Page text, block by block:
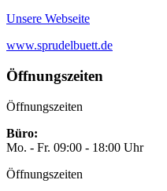
Unsere Webseite
www.sprudelbuett.de
Öffnungszeiten
Öffnungszeiten
Büro:
Mo. - Fr. 09:00 - 18:00 Uhr
Öffnungszeiten